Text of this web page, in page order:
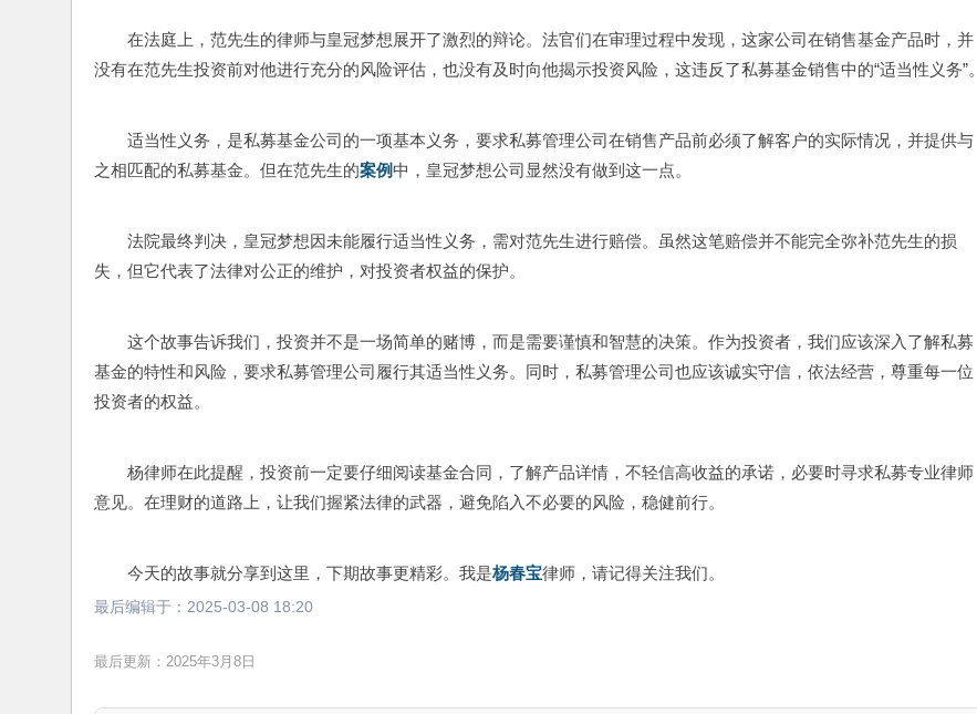
在法庭上，范先生的律师与皇冠梦想展开了激烈的辩论。法官们在审理过程中发现，这家公司在销售基金产品时，并
没有在范先生投资前对他进行充分的风险评估，也没有及时向他揭示投资风险，这违反了私募基金销售中的“适当性义务”。
适当性义务，是私募基金公司的一项基本义务，要求私募管理公司在销售产品前必须了解客户的实际情况，并提供与
之相匹配的私募基金。但在范先生的案例中，皇冠梦想公司显然没有做到这一点。
法院最终判决，皇冠梦想因未能履行适当性义务，需对范先生进行赔偿。虽然这笔赔偿并不能完全弥补范先生的损
失，但它代表了法律对公正的维护，对投资者权益的保护。
这个故事告诉我们，投资并不是一场简单的赌博，而是需要谨慎和智慧的决策。作为投资者，我们应该深入了解私募
基金的特性和风险，要求私募管理公司履行其适当性义务。同时，私募管理公司也应该诚实守信，依法经营，尊重每一位
投资者的权益。
杨律师在此提醒，投资前一定要仔细阅读基金合同，了解产品详情，不轻信高收益的承诺，必要时寻求私募专业律师
意见。在理财的道路上，让我们握紧法律的武器，避免陷入不必要的风险，稳健前行。
今天的故事就分享到这里，下期故事更精彩。我是杨春宝律师，请记得关注我们。
最后编辑于： 2025-03-08 18:20
最后更新：2025年3月8日